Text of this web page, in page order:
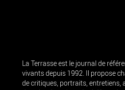
La Terrasse est le journal de
vivants depuis 1992. Il propose
de critiques, portraits, entretiens,